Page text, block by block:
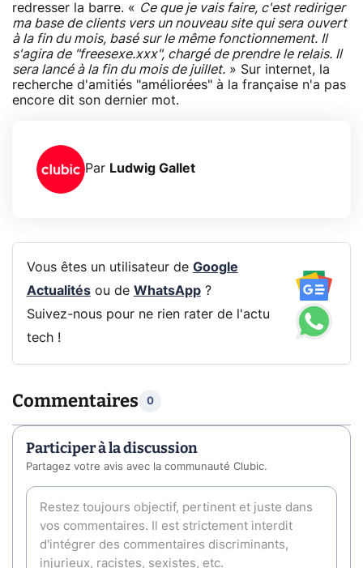
redresser la barre. « Ce que je vais faire, c'est rediriger
ma base de clients vers un nouveau site qui sera ouvert
à la fin du mois, basé sur le même fonctionnement. Il
s'agira de "freesexe.xxx", chargé de prendre le relais. Il
sera lancé à la fin du mois de juillet. » Sur internet, la
recherche d'amitiés "améliorées" à la française n'a pas
encore dit son dernier mot.
Par Ludwig Gallet
Vous êtes un utilisateur de Google
Actualitésou de WhatsApp?
Suivez-nous pour ne rien rater de l'actu
tech !
Commentaires 0
Participer à la discussion
Partagez votre avis avec la communauté Clubic.